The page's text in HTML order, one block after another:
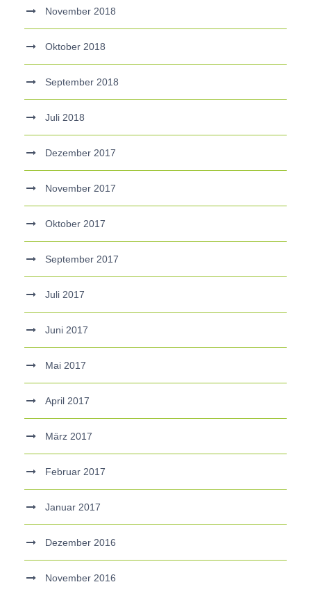
November 2018
Oktober 2018
September 2018
Juli 2018
Dezember 2017
November 2017
Oktober 2017
September 2017
Juli 2017
Juni 2017
Mai 2017
April 2017
März 2017
Februar 2017
Januar 2017
Dezember 2016
November 2016